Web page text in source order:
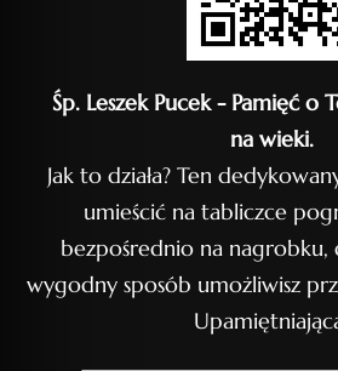
Śp. Leszek Pucek - Pamięć o
na wieki.
Jak to działa? Ten
umieścić na tabliczce
bezpośrednio na nagrobku,
wygodny sposób umożliwisz